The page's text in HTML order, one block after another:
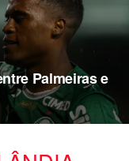
Palmeiras e